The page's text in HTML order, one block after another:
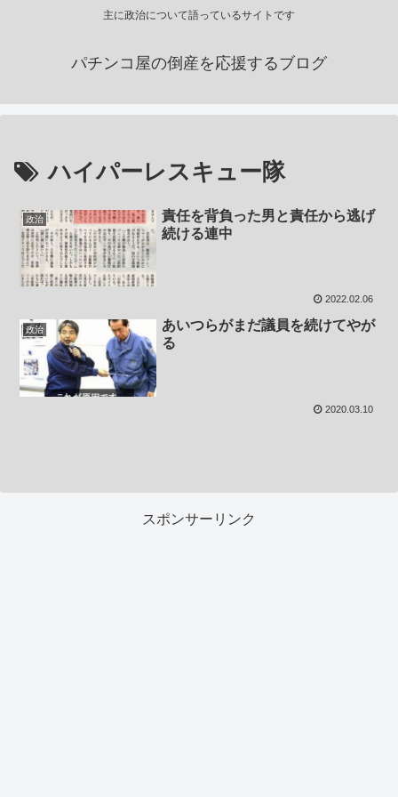
主に政治について語っているサイトです
パチンコ屋の倒産を応援するブログ
ハイパーレスキュー隊
政治
責任を背負った男と責任から逃げ
続ける連中
2022.02.06
政治
あいつらがまだ議員を続けてやが
る
2020.03.10
スポンサーリンク